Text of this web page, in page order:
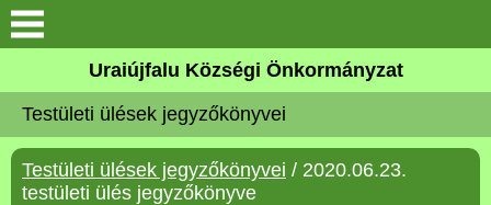
Köszöntő
Elérhetőségek
Uraiújfalu
Uraiújfalu Községi Önkormányzat
Testületi ülések jegyzőkönyvei
Testületi ülések jegyzőkönyvei / 2020.06.23.
testületi ülés jegyzőkönyve